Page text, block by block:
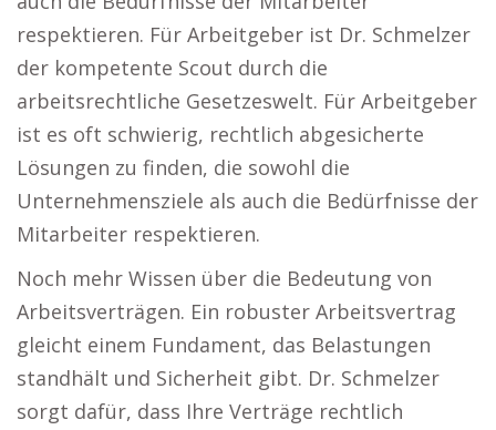
respektieren. Für Arbeitgeber ist Dr. Schmelzer
der kompetente Scout durch die
arbeitsrechtliche Gesetzeswelt. Für Arbeitgeber
ist es oft schwierig, rechtlich abgesicherte
Lösungen zu finden, die sowohl die
Unternehmensziele als auch die Bedürfnisse der
Mitarbeiter respektieren.
Noch mehr Wissen über die Bedeutung von
Arbeitsverträgen. Ein robuster Arbeitsvertrag
gleicht einem Fundament, das Belastungen
standhält und Sicherheit gibt. Dr. Schmelzer
sorgt dafür, dass Ihre Verträge rechtlich